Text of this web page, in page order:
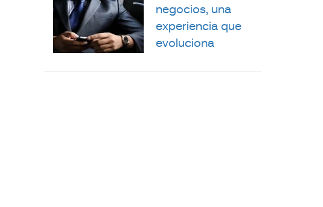
negocios, una
experiencia que
evoluciona